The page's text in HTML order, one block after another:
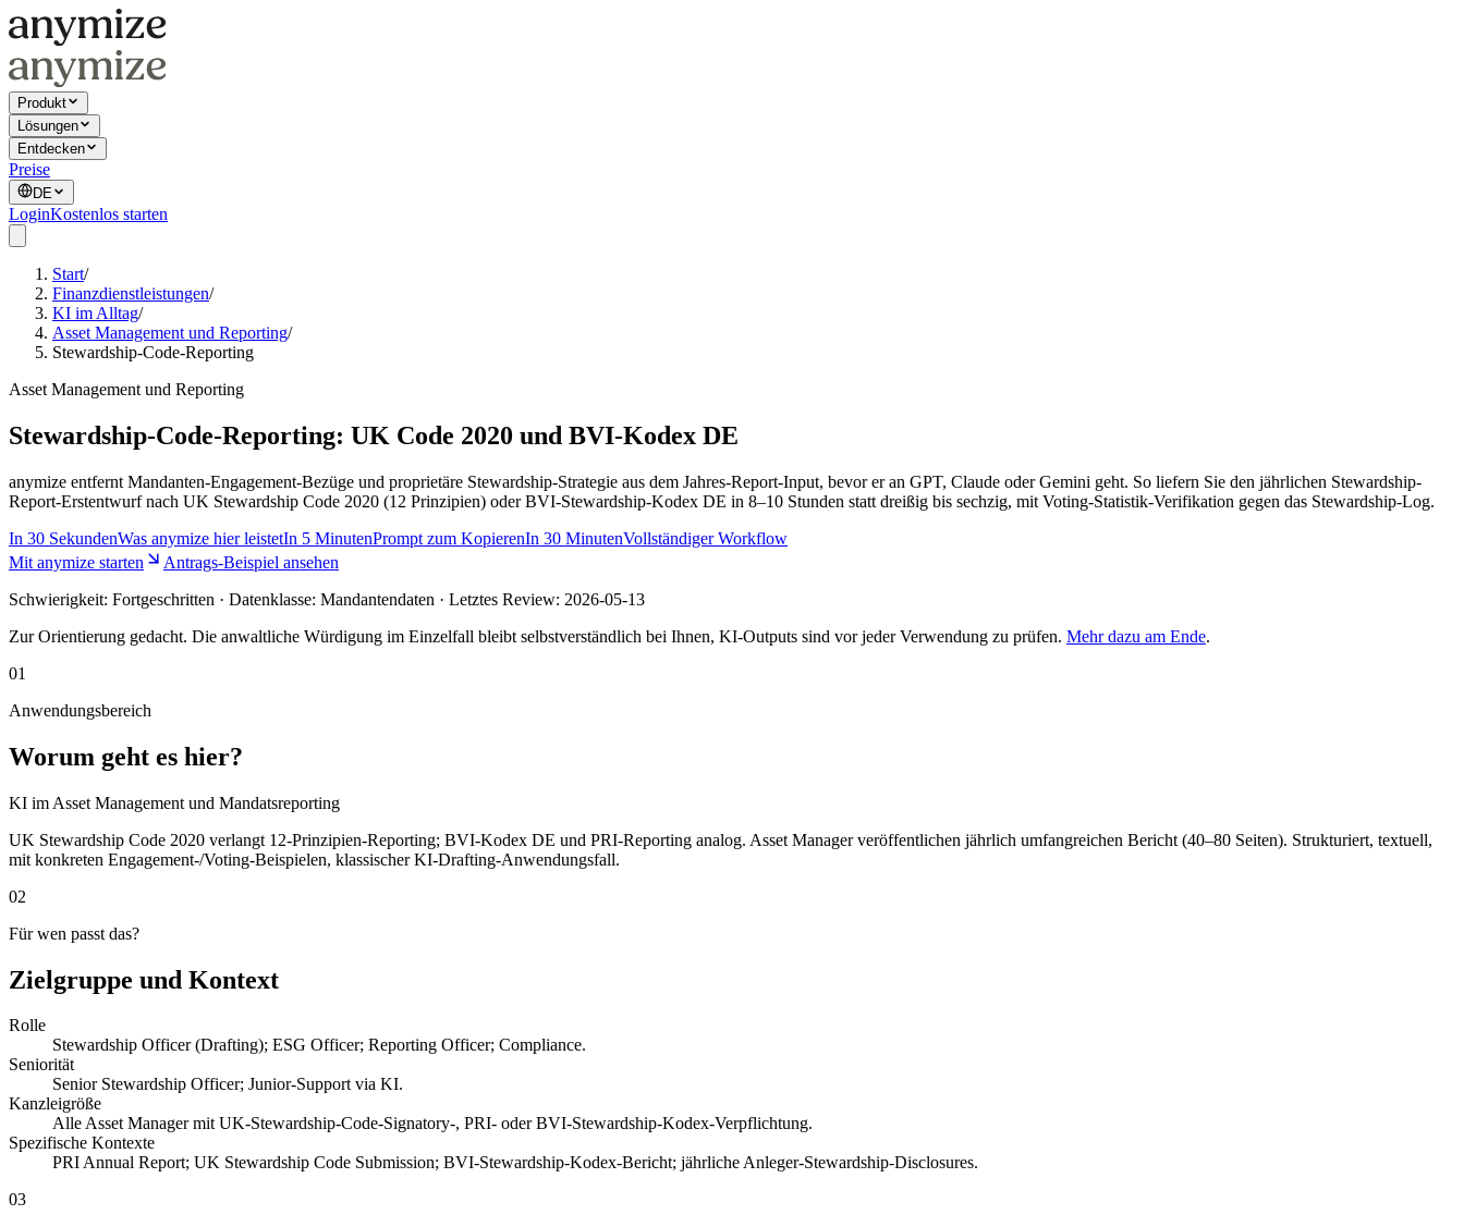
Produkt
Lösungen
Entdecken
Preise
DE
LoginKostenlos starten
Start/
Finanzdienstleistungen/
KI im Alltag/
Asset Management und Reporting/
Stewardship-Code-Reporting
Asset Management und Reporting
Stewardship-Code-Reporting: UK Code 2020 und BVI-Kodex DE
anymize entfernt Mandanten-Engagement-Bezüge und proprietäre Stewardship-Strategie aus dem Jahres-Report-Input, bevor er an GPT, Claude oder Gemini geht. So liefern Sie den jährlichen Stewardship-
Report-Erstentwurf nach UK Stewardship Code 2020 (12 Prinzipien) oder BVI-Stewardship-Kodex DE in 8–10 Stunden statt dreißig bis sechzig, mit Voting-Statistik-Verifikation gegen das Stewardship-Log.
In 30 SekundenWas anymize hier leistetIn 5 MinutenPrompt zum KopierenIn 30 MinutenVollständiger Workflow
Mit anymize starten
Antrags-Beispiel ansehen
Schwierigkeit: Fortgeschritten · Datenklasse: Mandantendaten · Letztes Review: 2026-05-13
Zur Orientierung gedacht. Die anwaltliche Würdigung im Einzelfall bleibt selbstverständlich bei Ihnen, KI-Outputs sind vor jeder Verwendung zu prüfen. Mehr dazu am Ende.
01
Anwendungsbereich
Worum geht es hier?
KI im Asset Management und Mandatsreporting
UK Stewardship Code 2020 verlangt 12-Prinzipien-Reporting; BVI-Kodex DE und PRI-Reporting analog. Asset Manager veröffentlichen jährlich umfangreichen Bericht (40–80 Seiten). Strukturiert, textuell,
mit konkreten Engagement-/Voting-Beispielen, klassischer KI-Drafting-Anwendungsfall.
02
Für wen passt das?
Zielgruppe und Kontext
Rolle
Stewardship Officer (Drafting); ESG Officer; Reporting Officer; Compliance.
Seniorität
Senior Stewardship Officer; Junior-Support via KI.
Kanzleigröße
Alle Asset Manager mit UK-Stewardship-Code-Signatory-, PRI- oder BVI-Stewardship-Kodex-Verpflichtung.
Spezifische Kontexte
PRI Annual Report; UK Stewardship Code Submission; BVI-Stewardship-Kodex-Bericht; jährliche Anleger-Stewardship-Disclosures.
03